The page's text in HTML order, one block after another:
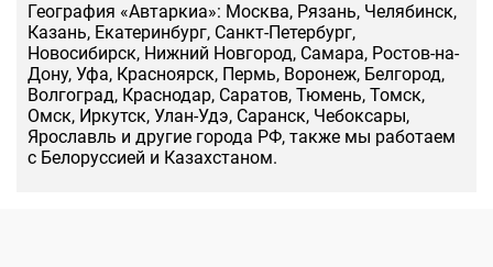
География «Автаркиа»: Москва, Рязань, Челябинск,
Казань, Екатеринбург, Санкт-Петербург,
Новосибирск, Нижний Новгород, Самара, Ростов-на-
Дону, Уфа, Красноярск, Пермь, Воронеж, Белгород,
Волгоград, Краснодар, Саратов, Тюмень, Томск,
Омск, Иркутск, Улан-Удэ, Саранск, Чебоксары,
Ярославль и другие города РФ, также мы работаем
с Белоруссией и Казахстаном.